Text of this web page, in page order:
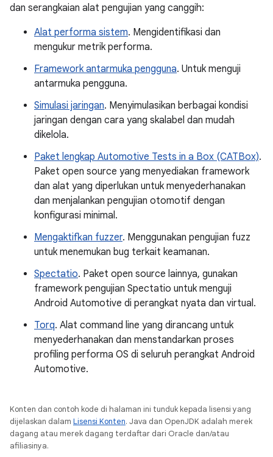
dan serangkaian alat pengujian yang canggih:
Alat performa sistem. Mengidentifikasi dan
mengukur metrik performa.
Framework antarmuka pengguna. Untuk menguji
antarmuka pengguna.
Simulasi jaringan. Menyimulasikan berbagai kondisi
jaringan dengan cara yang skalabel dan mudah
dikelola.
Paket lengkap Automotive Tests in a Box (CATBox).
Paket open source yang menyediakan framework
dan alat yang diperlukan untuk menyederhanakan
dan menjalankan pengujian otomotif dengan
konfigurasi minimal.
Mengaktifkan fuzzer. Menggunakan pengujian fuzz
untuk menemukan bug terkait keamanan.
Spectatio. Paket open source lainnya, gunakan
framework pengujian Spectatio untuk menguji
Android Automotive di perangkat nyata dan virtual.
Torq. Alat command line yang dirancang untuk
menyederhanakan dan menstandarkan proses
profiling performa OS di seluruh perangkat Android
Automotive.
Konten dan contoh kode di halaman ini tunduk kepada lisensi yang
dijelaskan dalam Lisensi Konten. Java dan OpenJDK adalah merek
dagang atau merek dagang terdaftar dari Oracle dan/atau
afiliasinya.